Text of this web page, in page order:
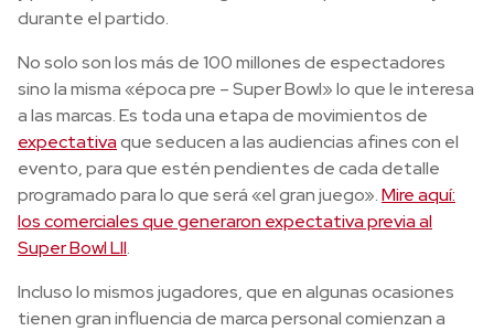
durante el partido.
No solo son los más de 100 millones de espectadores
sino la misma «época pre – Super Bowl» lo que le interesa
a las marcas. Es toda una etapa de movimientos de
expectativaque seducen a las audiencias afines con el
evento, para que estén pendientes de cada detalle
programado para lo que será «el gran juego».Mire aquí:
los comerciales que generaron expectativa previa al
Super Bowl LII.
Incluso lo mismos jugadores, que en algunas ocasiones
tienen gran influencia de marca personal comienzan a